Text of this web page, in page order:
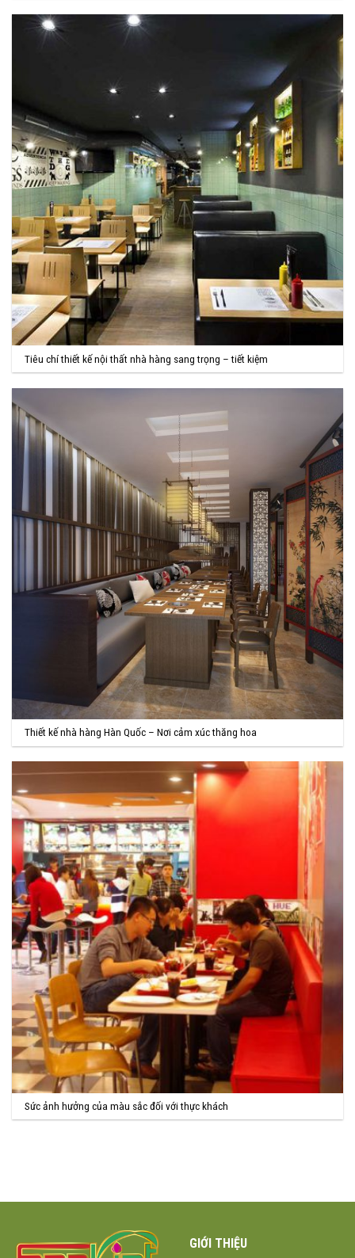
Tiêu chí thiết kế nội thất nhà hàng sang trọng – tiết kiệm
Thiết kế nhà hàng Hàn Quốc – Nơi cảm xúc thăng hoa
Sức ảnh hưởng của màu sắc đối với thực khách
GIỚI THIỆU